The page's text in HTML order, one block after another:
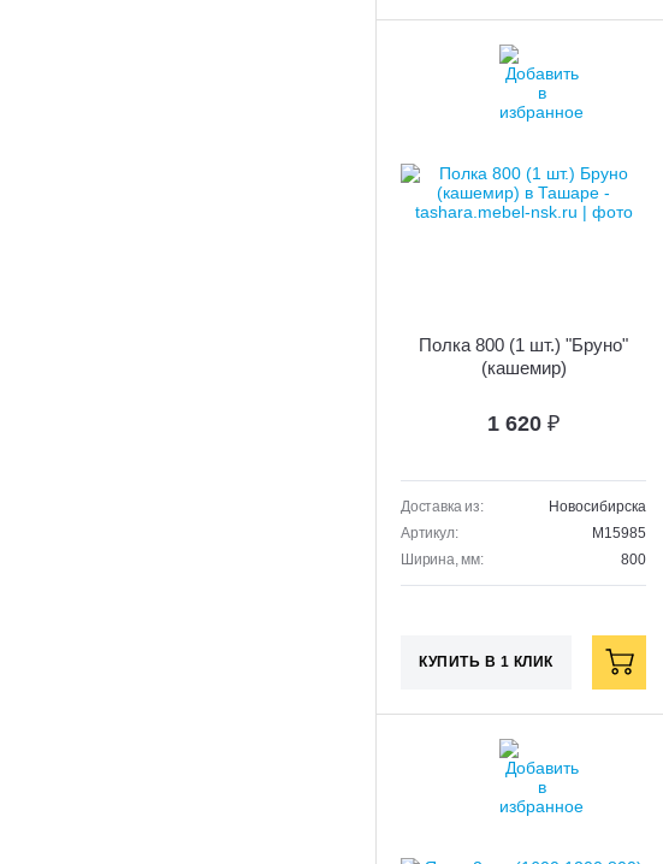
Полка 800 (1 шт.) "Бруно"
(кашемир)
1 620 ₽
Доставка из:
Новосибирска
Артикул:
M15985
Ширина, мм:
800
КУПИТЬ В 1 КЛИК